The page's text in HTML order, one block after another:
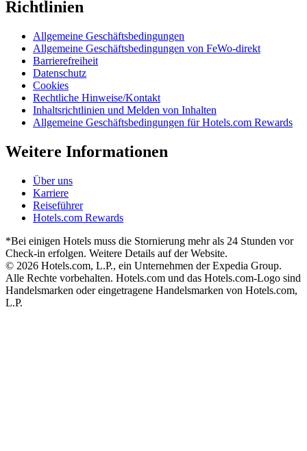
Richtlinien
Allgemeine Geschäftsbedingungen
Allgemeine Geschäftsbedingungen von FeWo-direkt
Barrierefreiheit
Datenschutz
Cookies
Rechtliche Hinweise/Kontakt
Inhaltsrichtlinien und Melden von Inhalten
Allgemeine Geschäftsbedingungen für Hotels.com Rewards
Weitere Informationen
Über uns
Karriere
Reiseführer
Hotels.com Rewards
*Bei einigen Hotels muss die Stornierung mehr als 24 Stunden vor
Check-in erfolgen. Weitere Details auf der Website.
© 2026 Hotels.com, L.P., ein Unternehmen der Expedia Group.
Alle Rechte vorbehalten. Hotels.com und das Hotels.com-Logo sind
Handelsmarken oder eingetragene Handelsmarken von Hotels.com,
L.P.